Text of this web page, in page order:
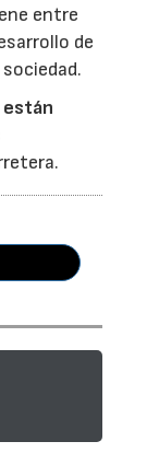
entre
de
están